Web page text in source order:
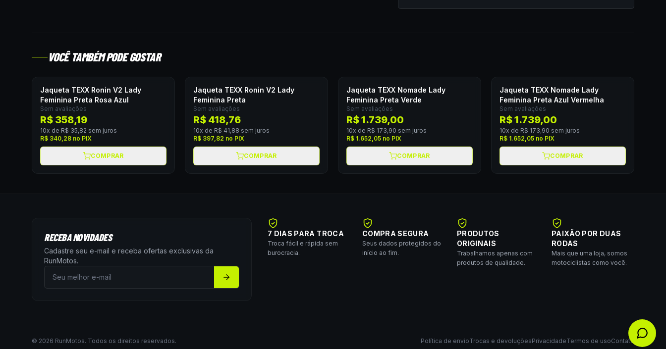
VOCÊ TAMBÉM PODE GOSTAR
Jaqueta TEXX Ronin V2 Lady
Feminina Preta Rosa Azul
Sem avaliações
R$ 358,19
10x de R$ 35,82 sem juros
R$ 340,28 no PIX
COMPRAR
Jaqueta TEXX Ronin V2 Lady
Feminina Preta
Sem avaliações
R$ 418,76
10x de R$ 41,88 sem juros
R$ 397,82 no PIX
COMPRAR
Jaqueta TEXX Nomade Lady
Feminina Preta Verde
Sem avaliações
R$ 1.739,00
10x de R$ 173,90 sem juros
R$ 1.652,05 no PIX
COMPRAR
Jaqueta TEXX Nomade Lady
Feminina Preta Azul Vermelha
Sem avaliações
R$ 1.739,00
10x de R$ 173,90 sem juros
R$ 1.652,05 no PIX
COMPRAR
RECEBA NOVIDADES
Cadastre seu e-mail e receba ofertas exclusivas da
RunMotos.
7 DIAS PARA TROCA
Troca fácil e rápida sem
burocracia.
COMPRA SEGURA
Seus dados protegidos do
início ao fim.
PRODUTOS
ORIGINAIS
Trabalhamos apenas com
produtos de qualidade.
PAIXÃO POR DUAS
RODAS
Mais que uma loja, somos
motociclistas como você.
© 2026 RunMotos. Todos os direitos reservados. Política de envioTrocas e devoluçõesPrivacidadeTermos de usoContato